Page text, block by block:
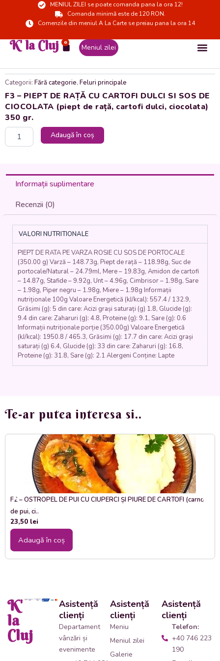
MENIUL ZILEI se poate comanda pana la ora 12!
Comanda minimă este de 120 RON.
Comenzile din meniul A La Carte se preiau pana la ora 14
K' la Cluj 0
Cart Meniul zilei
Categorii: Fără categorie, Feluri principale
F3 – PIEPT DE RAȚĂ CU CARTOFI DULCI SI SOS DE
CIOCOLATA (piept de rață, cartofi dulci, ciocolata)
350 gr.
Cantitate
RAȚĂ
CARTOFI
DULCI
CIOCOLATA
(piept
cartofi
dulci,
ciocolata)
Adaugă în coș
Informații suplimentare
Recenzii (0)
VALORI NUTRITIONALE
PIEPT DE RATA PE VARZA ROSIE CU SOS DE PORTOCALE
(350.00 g) Varză – 148.73g, Piept de rață – 118.98g, Suc de
portocale/Natural – 24.79ml, Mere – 19.83g, Amidon de cartofi
– 14.87g, Stafide – 9.92g, Unt – 4.96g, Cimbrisor – 1.98g, Sare
– 1.98g, Piper negru – 1.98g, Miere – 1.98g Informații
nutriționale 100g Valoare Energetică (kJ/kcal): 557.4 / 132.9,
Grăsimi (g): 5 din care: Acizi grași saturați (g) 1.8, Glucide (g):
9.4 din care: Zaharuri (g): 4.8, Proteine (g): 9.1, Sare (g): 0.6
Informații nutriționale porție (350.00g) Valoare Energetică
(kJ/kcal): 1950.8 / 465.3, Grăsimi (g): 17.7 din care: Acizi grași
saturați (g) 6.4, Glucide (g): 33 din care: Zaharuri (g): 16.8,
Proteine (g): 31.8, Sare (g): 2.1 Alergeni Conține: Lapte
Te-ar putea interesa si..
F2 – OSTROPEL DE PUI CU CIUPERCI ȘI PIURE DE CARTOFI (carne
de pui, ci..
23,50 lei
Adaugă în coș
K'
la
Cluj
Asistență
clienți
Departament
vânzări și
evenimente
Asistență
clienți
Meniu
Meniul zilei
Galerie
Asistență
clienți
Telefon:
+40 746 223
190